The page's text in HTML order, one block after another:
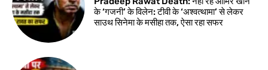
के ‘गजनी’ के विलेन: टीवी के ‘अश्वत्थामा’ से लेकर
साउथ सिनेमा के मसीहा तक, ऐसा रहा सफर